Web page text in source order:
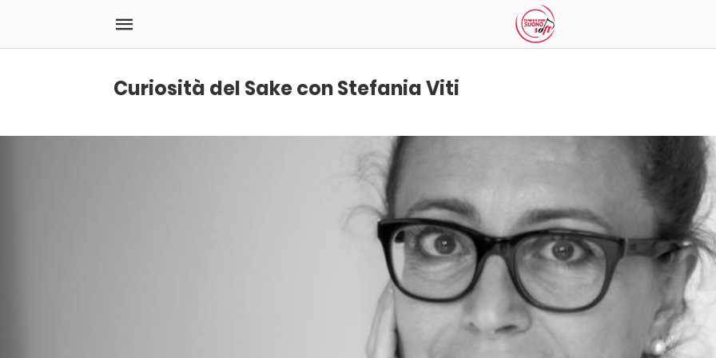
Curiosità del Sake con Stefania Viti